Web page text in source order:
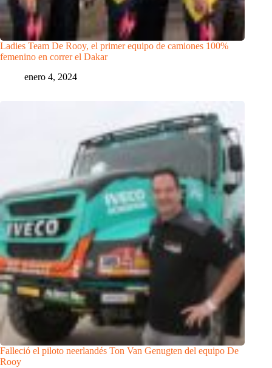
Ladies Team De Rooy, el primer equipo de camiones 100%
femenino en correr el Dakar
enero 4, 2024
Falleció el piloto neerlandés Ton Van Genugten del equipo De
Rooy